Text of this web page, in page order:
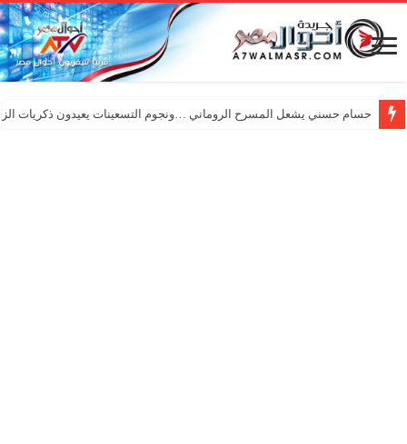
حسام حسني يشعل المسرح الروماني …ونجوم التسعينات يعيدون ذكريات